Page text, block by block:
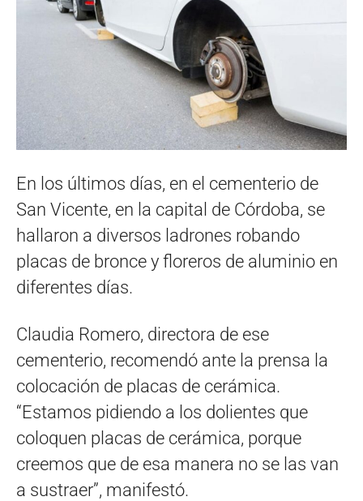
En los últimos días, en el cementerio de
San Vicente, en la capital de Córdoba, se
hallaron a diversos ladrones robando
placas de bronce y floreros de aluminio en
diferentes días.
Claudia Romero, directora de ese
cementerio, recomendó ante la prensa la
colocación de placas de cerámica.
“Estamos pidiendo a los dolientes que
coloquen placas de cerámica, porque
creemos que de esa manera no se las van
a sustraer”, manifestó.